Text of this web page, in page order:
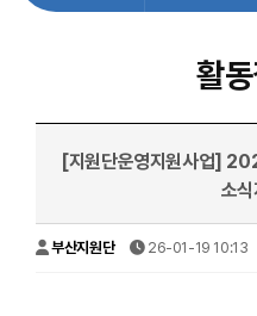
활
[지원단운영지원사업]
소
부산지원단 26-01-19 10:13